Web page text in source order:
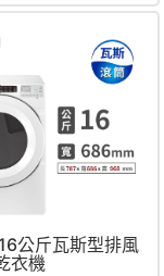
公斤瓦斯型排風
衣機